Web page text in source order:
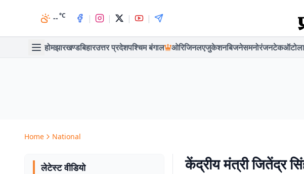
--°C | | | |
होमझारखण्डबिहारउत्तर प्रदेशपश्चिम बंगाल ओरिजिनलएजुकेशनबिजनेसमनोरंजनटेकऑटो
Home National
लेटेस्ट वीडियो
केंद्रीय मंत्री जितेंद्र